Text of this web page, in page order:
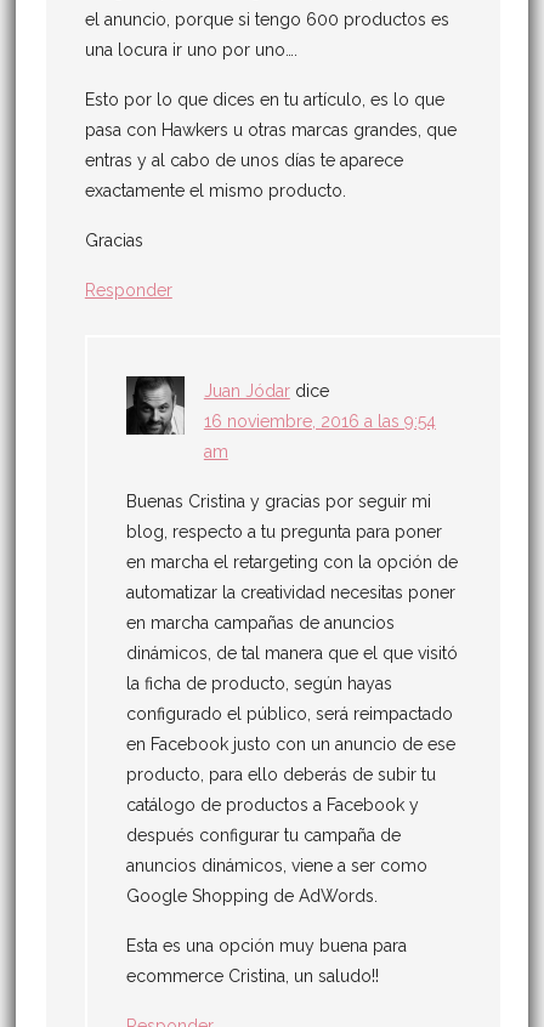
el anuncio, porque si tengo 600 productos es
una locura ir uno por uno….
Esto por lo que dices en tu artículo, es lo que
pasa con Hawkers u otras marcas grandes, que
entras y al cabo de unos días te aparece
exactamente el mismo producto.
Gracias
Responder
Juan Jódar dice
16 noviembre, 2016 a las 9:54
am
Buenas Cristina y gracias por seguir mi
blog, respecto a tu pregunta para poner
en marcha el retargeting con la opción de
automatizar la creatividad necesitas poner
en marcha campañas de anuncios
dinámicos, de tal manera que el que visitó
la ficha de producto, según hayas
configurado el público, será reimpactado
en Facebook justo con un anuncio de ese
producto, para ello deberás de subir tu
catálogo de productos a Facebook y
después configurar tu campaña de
anuncios dinámicos, viene a ser como
Google Shopping de AdWords.
Esta es una opción muy buena para
ecommerce Cristina, un saludo!!